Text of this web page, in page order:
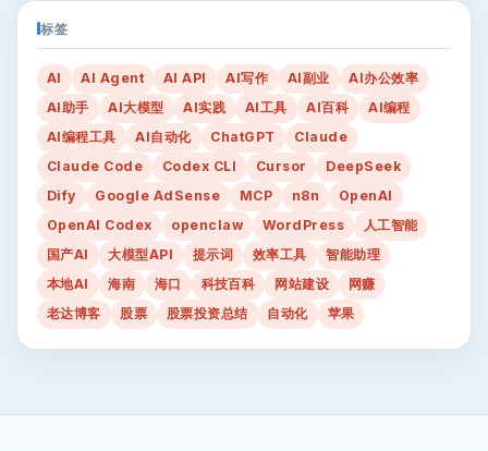
标签
AI AI Agent AI API AI写作 AI副业
AI办公效率
AI助手
AI大模型 AI实践 AI工具 AI百科
AI编程
AI编程工具
AI自动化 ChatGPT
Claude
Claude Code
Codex CLI Cursor
DeepSeek
Dify
Google AdSense MCP n8n
OpenAI
OpenAI Codex
openclaw WordPress
人工智能
国产AI
大模型API 提示词 效率工具
智能助理
本地AI
海南 海口 科技百科 网站建设
网赚
老达博客
股票 股票投资总结 自动化 苹果